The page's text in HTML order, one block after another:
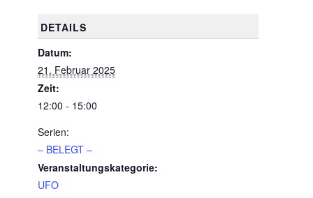
DETAILS
Datum:
21. Februar 2025
Zeit:
12:00 - 15:00
Serien:
– BELEGT –
Veranstaltungskategorie:
UFO